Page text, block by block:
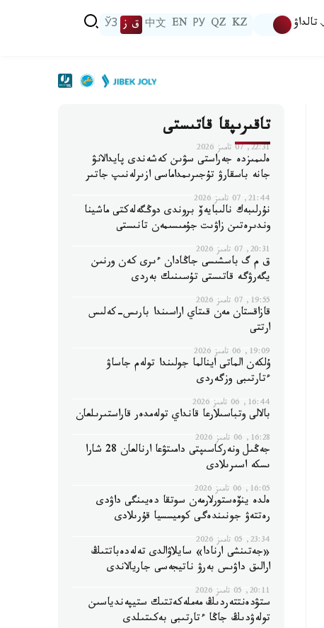
تالداۋ KZ
QZ
РУ
EN
中文 ق ز ЎЗ
تاقىرىپقا قاتىستى
22:31, 07 تامىز 2026
ەلىمىزدە جەراستى سۋىن كەشەندى پايدالانۋ
جانە باسقارۋ تۇجىرىمداماسى ازىرلەنىپ جاتىر
21:44, 07 تامىز 2026
نۇرلىبەك نالىبايەۆ بروندى دوڭگەلەكتى ماشينا
وندىرەتىن زاۋىت جۇمىسىمەن تانىستى
20:31, 07 تامىز 2026
ق م گ باسشىسى جاڭادان ءىرى كەن ورنىن
يگەرۋگە قاتىستى تۇسىنىك بەردى
19:55, 07 تامىز 2026
قازاقستان مەن قىتاي اراسىندا بارىس-كەلىس
ارتتى
19:09, 06 تامىز 2026
ۇلكەن الماتى اينالما جولىندا تولەم جاساۋ
ءتارتىبى وزگەردى
16:44, 06 تامىز 2026
بالالى وتباسىلارعا قانداي تولەمدەر قاراستىرىلعان
16:28, 06 تامىز 2026
جەڭىل ونەركاسىپتى دامىتۋعا ارنالعان 28 شارا
ىسكە اسىرىلادى
16:05, 06 تامىز 2026
ەلدە ينۆەستورلارمەن سوتقا دەيىنگى داۋدى
رەتتەۋ جونىندەگى كوميسسيا قۇرىلادى
23:34, 05 تامىز 2026
«جەتىنشى ارنادا» سايلاۋالدى تەلەدەباتتىڭ
ارالىق داۋىس بەرۋ ناتيجەسى جاريالاندى
20:11, 05 تامىز 2026
ستۋدەنتتەردىڭ مەملەكەتتىك ستيپەندياسىن
تولەۋدىڭ جاڭا ءتارتىبى بەكىتىلدى